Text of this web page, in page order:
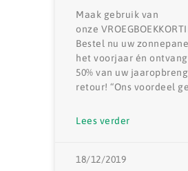
Maak gebruik van
onze
Bestel nu uw
het voorjaar én
50% van uw
retour! “Ons voordeel
Lees verder
18/12/2019